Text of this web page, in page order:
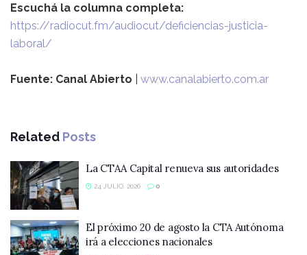
Escuchá la columna completa:
https://radiocut.fm/audiocut/deficiencias-justicia-
laboral/
Fuente: Canal Abierto www.canalabierto.com.ar
Related Posts
La CTAA Capital renueva sus autoridades
24 JULIO, 2026 0
El próximo 20 de agosto la CTA Autónoma
irá a elecciones nacionales